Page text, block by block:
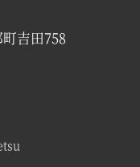
町吉田758